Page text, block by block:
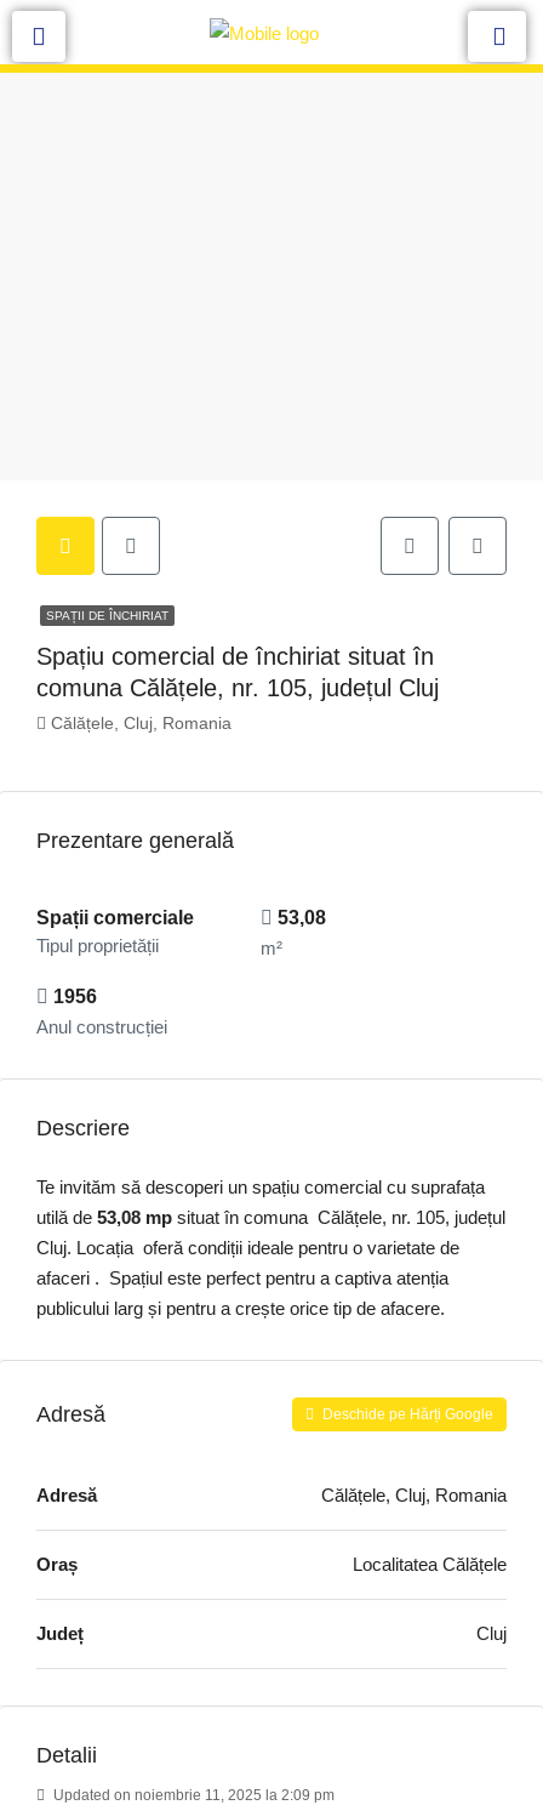
SPAȚII DE ÎNCHIRIAT
Spațiu comercial de închiriat situat în
comuna Călățele, nr. 105, județul Cluj
Călățele, Cluj, Romania
Prezentare generală
Spații comerciale
Tipul proprietății
53,08
m²
1956
Anul construcției
Descriere
Te invităm să descoperi un spațiu comercial cu suprafața
utilă de 53,08 mp situat în comuna Călățele, nr. 105, județul
Cluj. Locația oferă condiții ideale pentru o varietate de
afaceri . Spațiul este perfect pentru a captiva atenția
publicului larg și pentru a crește orice tip de afacere.
Adresă Deschide pe Hărți Google
Adresă Călățele, Cluj, Romania
Oraș Localitatea Călățele
Județ Cluj
Detalii
Updated on noiembrie 11, 2025 la 2:09 pm